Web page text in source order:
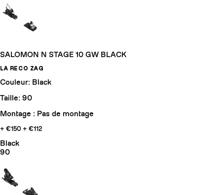
SALOMON N STAGE 10 GW BLACK
LA RECO ZAG
Couleur: Black
Taille: 90
Montage : Pas de montage
+ €150 + €112
Black
90